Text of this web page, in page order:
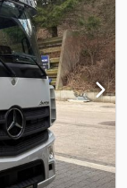
baixo nível de
de
móveis de 7,15 e
alterações,
!